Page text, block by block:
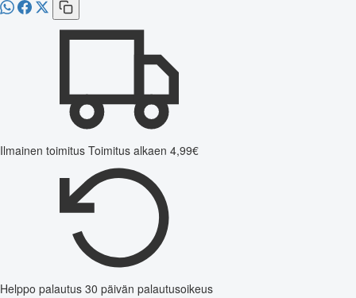
Ilmainen toimitus Toimitus alkaen 4,99€
Helppo palautus 30 päivän palautusoikeus